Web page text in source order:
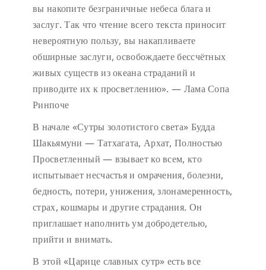
вы накопите безграничные небеса блага и
заслуг. Так что чтение всего текста приносит
невероятную пользу, вы накапливаете
обширные заслуги, освобождаете бессчётных
живых существ из океана страданий и
приводите их к просветлению». — Лама Сопа
Ринпоче
В начале «Сутры золотистого света» Будда
Шакьямуни — Татхагата, Архат, Полностью
Просветленный — взывает ко всем, кто
испытывает несчастья и омрачения, болезни,
бедность, потери, унижения, злонамеренность,
страх, кошмары и другие страдания. Он
приглашает наполнить ум добродетелью,
прийти и внимать.
В этой «Царице славных сутр» есть все